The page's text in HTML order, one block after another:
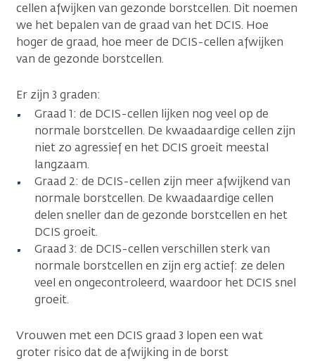
cellen afwijken van gezonde borstcellen. Dit noemen
we het bepalen van de graad van het DCIS. Hoe
hoger de graad, hoe meer de DCIS-cellen afwijken
van de gezonde borstcellen.
Er zijn 3 graden:
Graad 1: de DCIS-cellen lijken nog veel op de
normale borstcellen. De kwaadaardige cellen zijn
niet zo agressief en het DCIS groeit meestal
langzaam.
Graad 2: de DCIS-cellen zijn meer afwijkend van
normale borstcellen. De kwaadaardige cellen
delen sneller dan de gezonde borstcellen en het
DCIS groeit.
Graad 3: de DCIS-cellen verschillen sterk van
normale borstcellen en zijn erg actief: ze delen
veel en ongecontroleerd, waardoor het DCIS snel
groeit.
Vrouwen met een DCIS graad 3 lopen een wat
groter risico dat de afwijking in de borst